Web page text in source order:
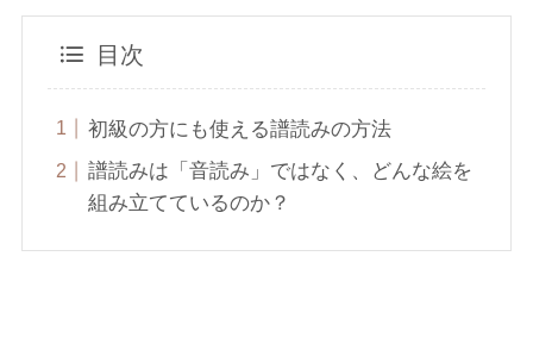
目次
初級の方にも使える譜読みの方法
譜読みは「音読み」ではなく、どんな絵を
組み立てているのか？